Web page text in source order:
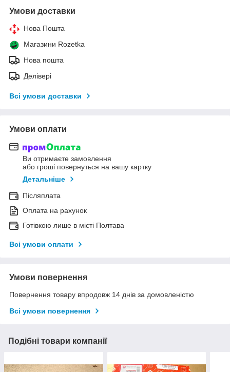
Умови доставки
Нова Пошта
Магазини Rozetka
Нова пошта
Делівері
Всі умови доставки
Умови оплати
Ви отримаєте замовлення
або гроші повернуться на вашу картку
Детальніше
Післяплата
Оплата на рахунок
Готівкою лише в місті Полтава
Всі умови оплати
Умови повернення
Повернення товару впродовж 14 днів за домовленістю
Всі умови повернення
Подібні товари компанії